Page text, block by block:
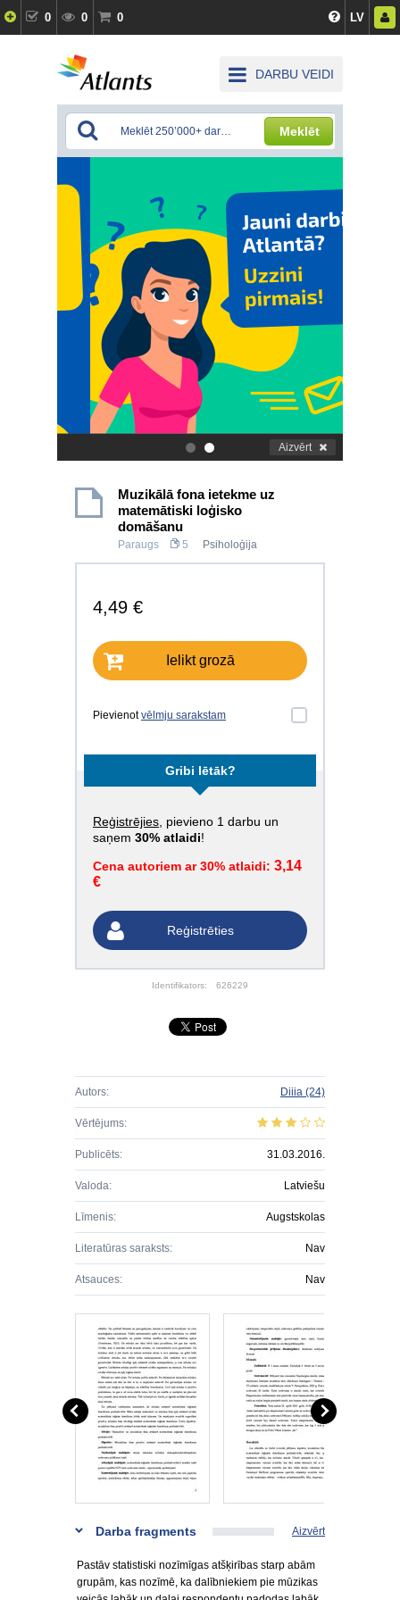
0 0 0 LV
DARBU VEIDI
Meklēt
. Aizvērt
Muzikālā fona ietekme uz
matemātiski loģisko
domāšanu
Paraugs 5 Psiholoģija
4,49 €
Ielikt grozā
Pievienotvēlmju sarakstam
Gribi lētāk?
Reģistrējies , pievieno 1 darbu un
saņem 30% atlaidi!
Cena autoriem ar 30% atlaidi: 3,14
€
Reģistrēties
Identifikators: 626229
Autors: Diiia (24)
Vērtējums:
Publicēts: 31.03.2016.
Valoda: Latviešu
Līmenis: Augstskolas
Literatūras saraksts: Nav
Atsauces: Nav
Darba fragments Aizvērt
Pastāv statistiski nozīmīgas atšķirības starp abām
grupām, kas nozīmē, ka dalībniekiem pie mūzikas